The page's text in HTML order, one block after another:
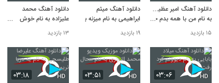
دانلود آهنگ امیر عظیمی
به نام من با همه بدم جز
تو
۱۵ بازدید
دانلود آهنگ میثم
ابراهیمی به نام میزنه باد
۱۹ بازدید
دانلود آهنگ محمد
علیزاده به نام خوش
میگذره
۱۳ بازدید
۰۳:۰۶ HD ۰۳:۵۱ HD ۰۳:۱۸ HD